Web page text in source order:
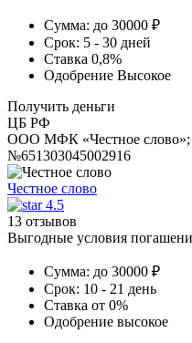
Сумма: до 30000 ₽
Срок: 5 - 30 дней
Ставка 0,8%
Одобрение Высокое
Получить деньги
ЦБ РФ
ООО МФК «Честное
№651303045002916
Честное слово
4.5
13 отзывов
Выгодные условия
Сумма: до 30000 ₽
Срок: 10 - 21 день
Ставка от 0%
Одобрение высокое